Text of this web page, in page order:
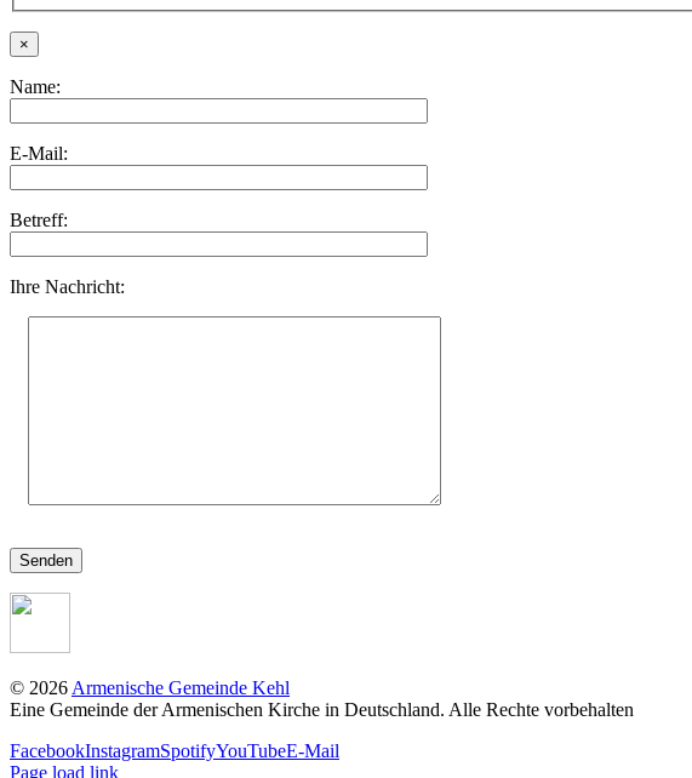
×
Name:
E-Mail:
Betreff:
Ihre Nachricht:
© 2026 Armenische Gemeinde Kehl
Eine Gemeinde der Armenischen Kirche in Deutschland. Alle Rechte vorbehalten
FacebookInstagramSpotifyYouTubeE-Mail
Page load link